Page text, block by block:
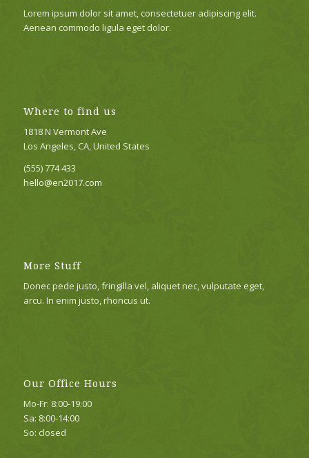
Lorem ipsum dolor sit amet, consectetuer adipiscing elit.
Aenean commodo ligula eget dolor.
Where to find us
1818 N Vermont Ave
Los Angeles, CA, United States
(555) 774 433
hello@en2017.com
More Stuff
Donec pede justo, fringilla vel, aliquet nec, vulputate eget,
arcu. In enim justo, rhoncus ut.
Our Office Hours
Mo-Fr: 8:00-19:00
Sa: 8:00-14:00
So: closed